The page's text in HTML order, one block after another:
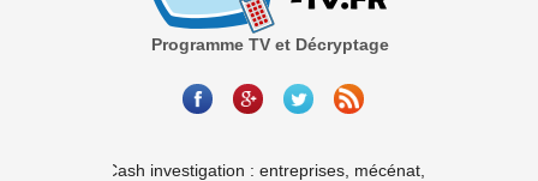
Programme TV et Décryptage
Cash investigation : entreprises, mécénat, associations-